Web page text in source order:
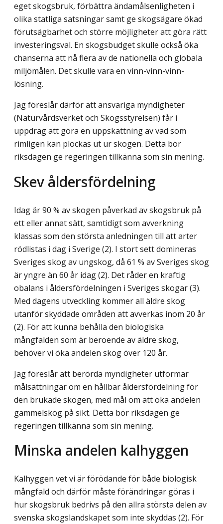
eget skogsbruk, förbättra ändamålsenligheten i
olika statliga satsningar samt ge skogsägare ökad
förutsägbarhet och större möjligheter att göra rätt
investeringsval. En skogsbudget skulle också öka
chanserna att nå flera av de nationella och globala
miljömålen. Det skulle vara en vinn-vinn-vinn-
lösning.
Jag föreslår därför att ansvariga myndigheter
(Naturvårdsverket och Skogsstyrelsen) får i
uppdrag att göra en uppskattning av vad som
rimligen kan plockas ut ur skogen. Detta bör
riksdagen ge regeringen tillkänna som sin mening.
Skev åldersfördelning
Idag är 90 % av skogen påverkad av skogsbruk på
ett eller annat sätt, samtidigt som avverkning
klassas som den största anledningen till att arter
rödlistas i dag i Sverige (2). I stort sett domineras
Sveriges skog av ungskog, då 61 % av Sveriges skog
är yngre än 60 år idag (2). Det råder en kraftig
obalans i åldersfördelningen i Sveriges skogar (3).
Med dagens utveckling kommer all äldre skog
utanför skyddade områden att avverkas inom 20 år
(2). För att kunna behålla den biologiska
mångfalden som är beroende av äldre skog,
behöver vi öka andelen skog över 120 år.
Jag föreslår att berörda myndigheter utformar
målsättningar om en hållbar åldersfördelning för
den brukade skogen, med mål om att öka andelen
gammelskog på sikt. Detta bör riksdagen ge
regeringen tillkänna som sin mening.
Minska andelen kalhyggen
Kalhyggen vet vi är förödande för både biologisk
mångfald och därför måste förändringar göras i
hur skogsbruk bedrivs på den allra största delen av
svenska skogslandskapet som inte skyddas (2). För